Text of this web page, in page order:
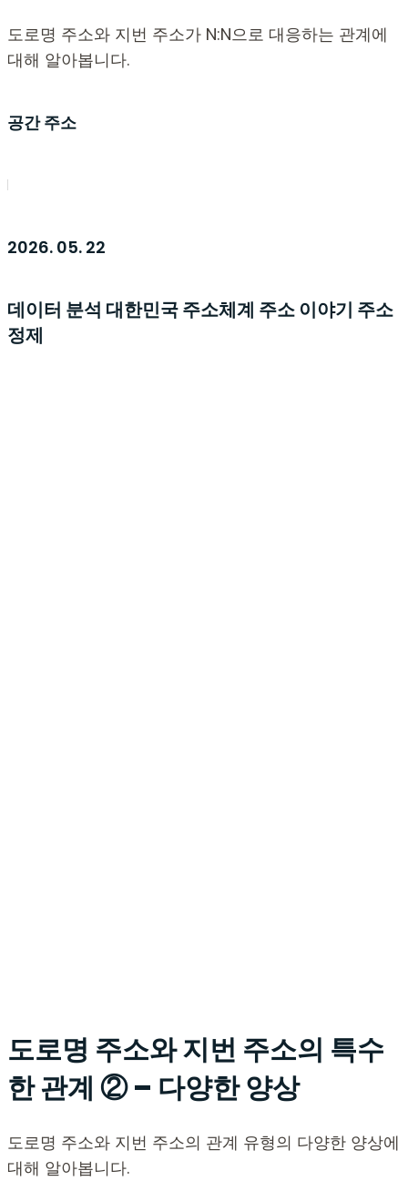
도로명 주소와 지번 주소가 N:N으로 대응하는 관계에
대해 알아봅니다.
공간 주소
2026. 05. 22
데이터 분석 대한민국 주소체계 주소 이야기 주소
정제
도로명 주소와 지번 주소의 특수
한 관계 ② – 다양한 양상
도로명 주소와 지번 주소의 관계 유형의 다양한 양상에
대해 알아봅니다.